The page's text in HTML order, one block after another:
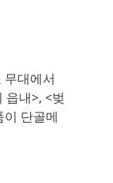
대에서
읍내>, <벚
단골메